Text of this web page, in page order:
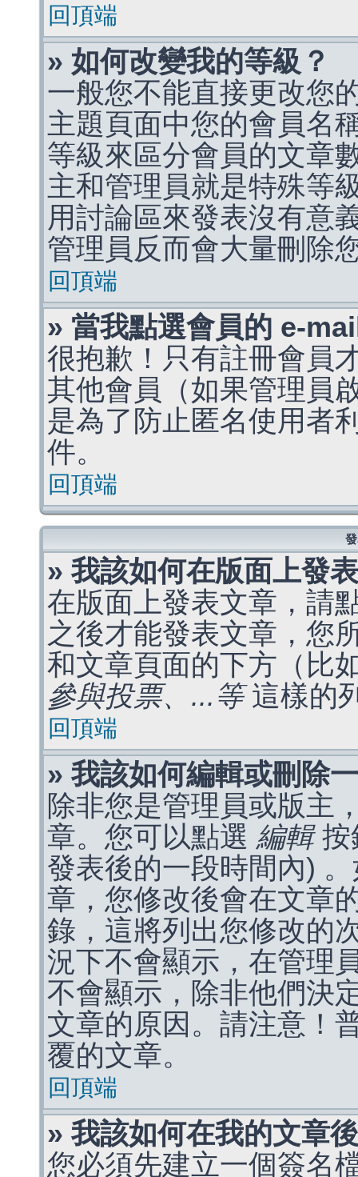
回頂端
» 如何改變我的等級？
一般您不能直接更改您
主題頁面中您的會員名
等級來區分會員的文章
主和管理員就是特殊等
用討論區來發表沒有意
管理員反而會大量刪除
回頂端
» 當我點選會員的 e-
很抱歉！只有註冊會員
其他會員（如果管理員
是為了防止匿名使用者
件。
回頂端
» 我該如何在版面上發
在版面上發表文章，請
之後才能發表文章，您
和文章頁面的下方（比
參與投票、...等這樣的
回頂端
» 我該如何編輯或刪除
除非您是管理員或版主
章。您可以點選 編輯按
發表後的一段時間內)
章，您修改後會在文章
錄，這將列出您修改的
況下不會顯示，在管理
不會顯示，除非他們決
文章的原因。請注意！
覆的文章。
回頂端
» 我該如何在我的文章
您必須先建立一個簽名